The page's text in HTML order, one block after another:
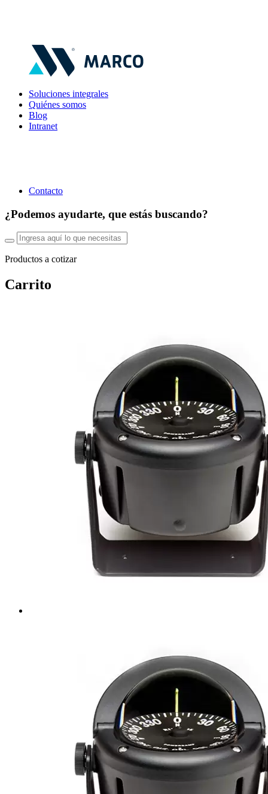
Soluciones integrales
Quiénes somos
Blog
Intranet
Contacto
¿Podemos ayudarte, que estás buscando?
Productos a cotizar
Carrito